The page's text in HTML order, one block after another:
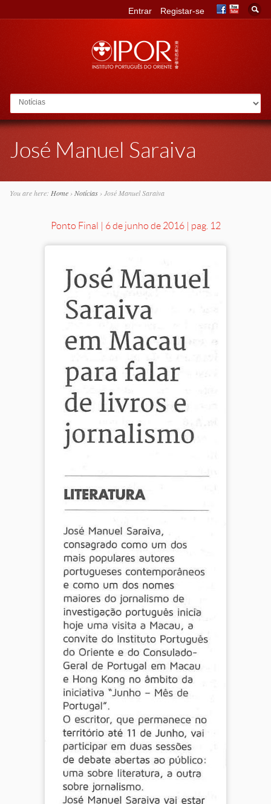
Go to:
Entrar Registar-se
José Manuel Saraiva
You are here: Home› Notícias› José Manuel Saraiva
Ponto Final | 6 de junho de 2016 | pag. 12